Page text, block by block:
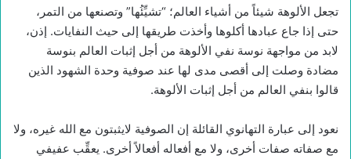
تجعل الألوهة شيئاً من أشياء العالم؛ “تشيِّئُها” وتصنعها من التمر،
حتى إذا جاع عبادها أكلوها وأخذت طريقها إلى حيث النفايات. إذن،
لابد من مواجهة نوسة نفي الألوهة من أجل إثبات العالم بنوسة
مضادة وصلت إلى أقصى مدى لها عند صوفية وحدة الشهود الذين
قالوا بنفي العالم من أجل إثبات الألوهة.
نعود إلى عبارة التهانوي القائلة إن الصوفية لايثبتون مع الله غيره، ولا
مع صفاته صفات أخرى، ولا مع أفعاله أفعالاً أخرى. يعقِّب عفيفي